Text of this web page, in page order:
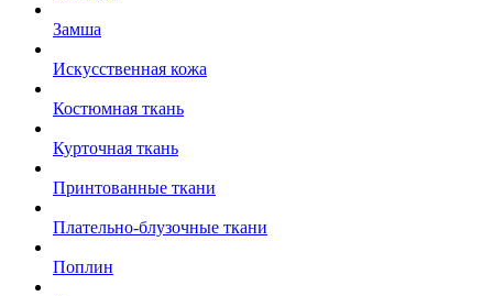
Замша
Искусственная кожа
Костюмная ткань
Курточная ткань
Принтованные ткани
Плательно-блузочные ткани
Поплин